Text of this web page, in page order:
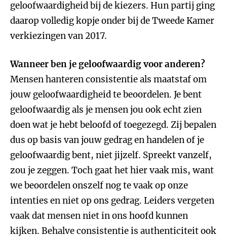
geloofwaardigheid bij de kiezers. Hun partij ging
daarop volledig kopje onder bij de Tweede Kamer
verkiezingen van 2017.
Wanneer ben je geloofwaardig voor anderen?
Mensen hanteren consistentie als maatstaf om
jouw geloofwaardigheid te beoordelen. Je bent
geloofwaardig als je mensen jou ook echt zien
doen wat je hebt beloofd of toegezegd. Zij bepalen
dus op basis van jouw gedrag en handelen of je
geloofwaardig bent, niet jijzelf. Spreekt vanzelf,
zou je zeggen. Toch gaat het hier vaak mis, want
we beoordelen onszelf nog te vaak op onze
intenties en niet op ons gedrag. Leiders vergeten
vaak dat mensen niet in ons hoofd kunnen
kijken. Behalve consistentie is authenticiteit ook